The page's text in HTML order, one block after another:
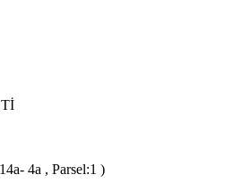
4a , Parsel:1 )